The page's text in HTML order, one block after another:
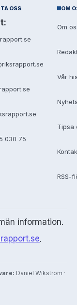
OSS
030 75
OM
Om
Vår
Tipsa
RSS-
information.
.
Daniel Wikström ·